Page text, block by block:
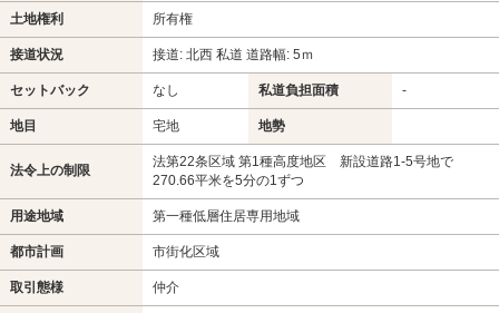
土地権利 所有権
接道状況 接道: 北西 私道 道路幅: 5ｍ
セットバック なし 私道負担面積 -
地目 宅地 地勢
法令上の制限
法第22条区域 第1種高度地区 新設道路1-5号地で
270.66平米を5分の1ずつ
用途地域 第一種低層住居専用地域
都市計画 市街化区域
取引態様 仲介